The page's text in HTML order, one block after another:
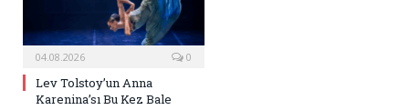
04.08.2026 0
Lev Tolstoy’un Anna
Karenina’sı Bu Kez Bale